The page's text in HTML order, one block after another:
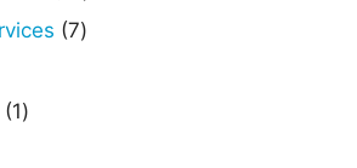
producten
77
11